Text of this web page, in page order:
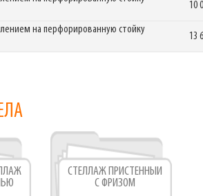
10
на перфорированную стойку
13
СТЕЛЛАЖ ПРИСТЕННЫЙ
С ФРИЗОМ